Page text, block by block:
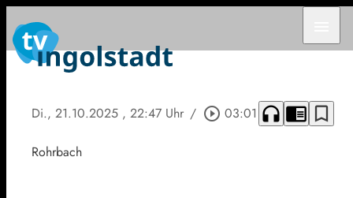
Di., 21.10.2025 , 22:47 Uhr / play_circle_outline 03:01 headphones chrome_reader_mode bookmark_border
Rohrbach